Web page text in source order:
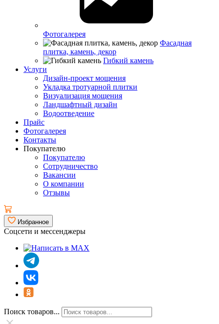
Фотогалерея
Фасадная
плитка, камень, декор
Гибкий камень
Услуги
Дизайн-проект мощения
Укладка тротуарной плитки
Визуализация мощения
Ландшафтный дизайн
Водоотведение
Прайс
Фотогалерея
Контакты
Покупателю
Покупателю
Сотрудничество
Вакансии
О компании
Отзывы
Избранное
Соцсети и мессенджеры
Поиск товаров...